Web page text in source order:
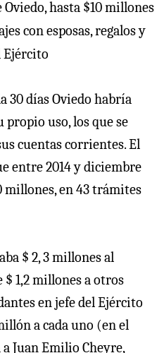
Oviedo, hasta $10 millones
con esposas, regalos y
Ejército
30 días Oviedo habría
uso, los que se
cuentas corrientes. El
entre 2014 y diciembre
millones, en 43 trámites
$ 2, 3 millones al
$ 1,2 millones a otros
en jefe del Ejército
a cada uno (en el
Juan Emilio Cheyre,